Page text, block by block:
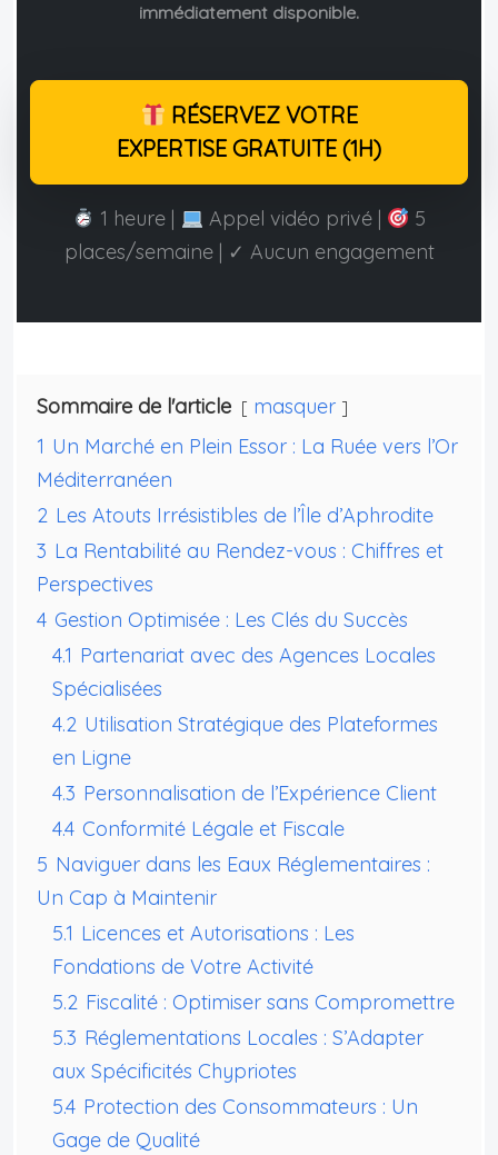
immédiatement disponible.
RÉSERVEZ VOTRE
EXPERTISE GRATUITE (1H)
1 heure | Appel vidéo privé |
5
places/semaine | ✓ Aucun engagement
Sommaire de l'article
masquer
1 Un Marché en Plein Essor : La Ruée vers l’Or
Méditerranéen
2 Les Atouts Irrésistibles de l’Île d’Aphrodite
3 La Rentabilité au Rendez-vous : Chiffres et
Perspectives
4 Gestion Optimisée : Les Clés du Succès
4.1 Partenariat avec des Agences Locales
Spécialisées
4.2 Utilisation Stratégique des Plateformes
en Ligne
4.3 Personnalisation de l’Expérience Client
4.4 Conformité Légale et Fiscale
5 Naviguer dans les Eaux Réglementaires :
Un Cap à Maintenir
5.1 Licences et Autorisations : Les
Fondations de Votre Activité
5.2 Fiscalité : Optimiser sans Compromettre
5.3 Réglementations Locales : S’Adapter
aux Spécificités Chypriotes
5.4 Protection des Consommateurs : Un
Gage de Qualité